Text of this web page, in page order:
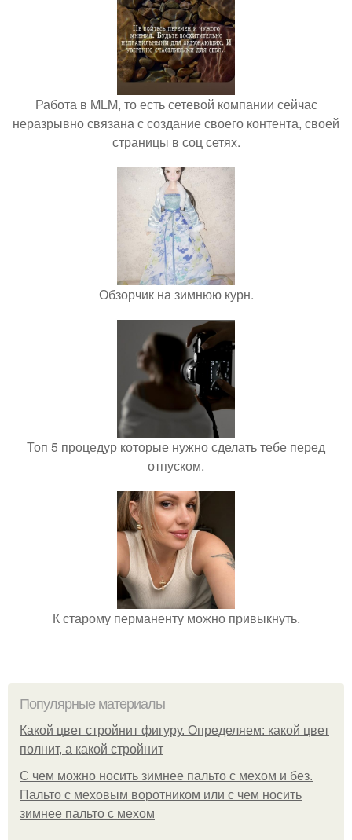
Работа в MLM, то есть сетевой компании сейчас
неразрывно связана с создание своего контента, своей
страницы в соц сетях.
Обзорчик на зимнюю курн.
Топ 5 процедур которые нужно сделать тебе перед
отпуском.
К старому перманенту можно привыкнуть.
Популярные материалы
Какой цвет стройнит фигуру. Определяем: какой цвет
полнит, а какой стройнит
C чем можно носить зимнее пальто с мехом и без.
Пальто с меховым воротником или с чем носить
зимнее пальто с мехом